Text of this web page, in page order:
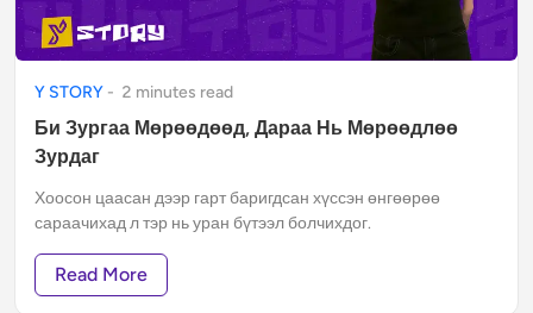
Y STORY - 2 minutes read
Би Зургаа Мөрөөдөөд, Дараа Нь Мөрөөдлөө
Зурдаг
Хоосон цаасан дээр гарт баригдсан хүссэн өнгөөрөө
сараачихад л тэр нь уран бүтээл болчихдог.
Read More